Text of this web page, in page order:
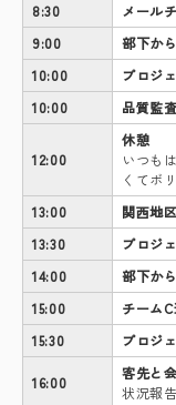
8:30
メール
9:00
部下か
10:00
プロジ
10:00
品質監
12:00
休憩
いつも
くてボ
13:00
関西地
13:30
プロジ
14:00
部下か
15:00
チーム
15:30
プロジ
16:00
客先と
状況報